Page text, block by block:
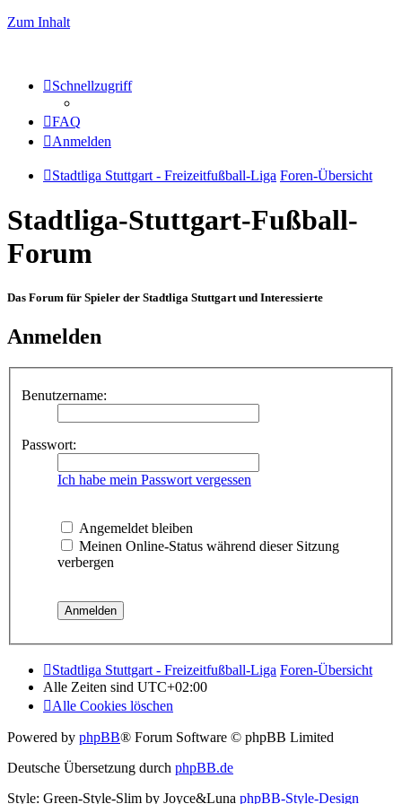
Zum Inhalt
Schnellzugriff
FAQ
Anmelden
Stadtliga Stuttgart - Freizeitfußball-Liga Foren-Übersicht
Stadtliga-Stuttgart-Fußball-
Forum
Das Forum für Spieler der Stadtliga Stuttgart und Interessierte
Anmelden
Benutzername:
Passwort:
Ich habe mein Passwort vergessen
Angemeldet bleiben
Meinen Online-Status während dieser Sitzung
verbergen
Stadtliga Stuttgart - Freizeitfußball-Liga Foren-Übersicht
Alle Zeiten sind UTC+02:00
Alle Cookies löschen
Powered by phpBB® Forum Software © phpBB Limited
Deutsche Übersetzung durch phpBB.de
Style: Green-Style-Slim by Joyce&Luna phpBB-Style-Design